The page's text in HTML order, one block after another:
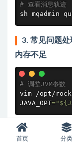
# 查看消息轨迹
sh mqadmin
3. 常见问题处
内存不足
# 调整JVM参数
vim /opt/
JAVA_OPT="
磁盘空间不足
首页 分类